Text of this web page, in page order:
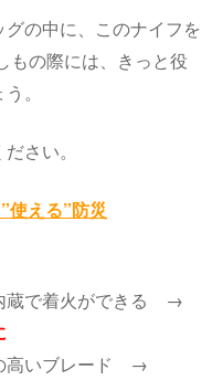
の中に、このナイフを
もの際には、きっと役
。
さい。
使える”防災
蔵で着火ができる →
高いブレード →